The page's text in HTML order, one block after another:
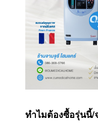
ทำไมต้องซื้อรุ่นนี้/